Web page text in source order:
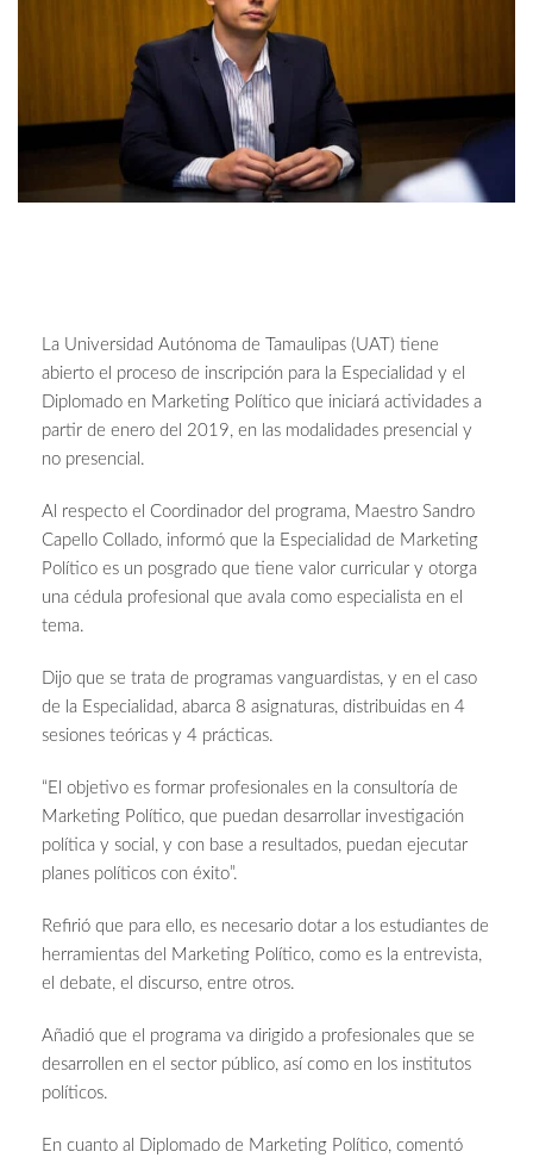
La Universidad Autónoma de Tamaulipas (UAT) tiene
abierto el proceso de inscripción para la Especialidad y el
Diplomado en Marketing Político que iniciará actividades a
partir de enero del 2019, en las modalidades presencial y
no presencial.
Al respecto el Coordinador del programa, Maestro Sandro
Capello Collado, informó que la Especialidad de Marketing
Político es un posgrado que tiene valor curricular y otorga
una cédula profesional que avala como especialista en el
tema.
Dijo que se trata de programas vanguardistas, y en el caso
de la Especialidad, abarca 8 asignaturas, distribuidas en 4
sesiones teóricas y 4 prácticas.
“El objetivo es formar profesionales en la consultoría de
Marketing Político, que puedan desarrollar investigación
política y social, y con base a resultados, puedan ejecutar
planes políticos con éxito”.
Refirió que para ello, es necesario dotar a los estudiantes de
herramientas del Marketing Político, como es la entrevista,
el debate, el discurso, entre otros.
Añadió que el programa va dirigido a profesionales que se
desarrollen en el sector público, así como en los institutos
políticos.
En cuanto al Diplomado de Marketing Político, comentó